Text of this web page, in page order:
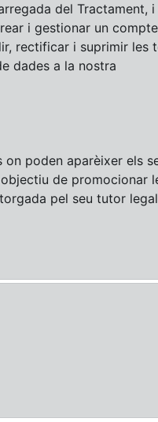
del Tractament,
i gestionar un
rectificar i suprimir les
dades a la nostra
poden aparèixer els
de promocionar
pel seu tutor